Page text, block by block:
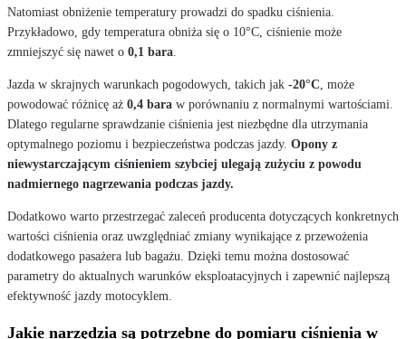
Natomiast obniżenie temperatury prowadzi do spadku ciśnienia.
Przykładowo, gdy temperatura obniża się o 10°C, ciśnienie może
zmniejszyć się nawet o 0,1 bara
Jazda w skrajnych warunkach pogodowych, takich jak -20°C , może
powodować różnicę aż 0,4 bara w porównaniu z normalnymi wartościami.
Dlatego regularne sprawdzanie ciśnienia jest niezbędne dla utrzymania
optymalnego poziomu i bezpieczeństwa podczas jazdy. Opony z
niewystarczającym ciśnieniem szybciej ulegają zużyciu z powodu
nadmiernego nagrzewania podczas jazdy.
Dodatkowo warto przestrzegać zaleceń producenta dotyczących konkretnych
wartości ciśnienia oraz uwzględniać zmiany wynikające z przewożenia
dodatkowego pasażera lub bagażu. Dzięki temu można dostosować
parametry do aktualnych warunków eksploatacyjnych i zapewnić najlepszą
efektywność jazdy motocyklem.
Jakie narzędzia są potrzebne do pomiaru ciśnienia w